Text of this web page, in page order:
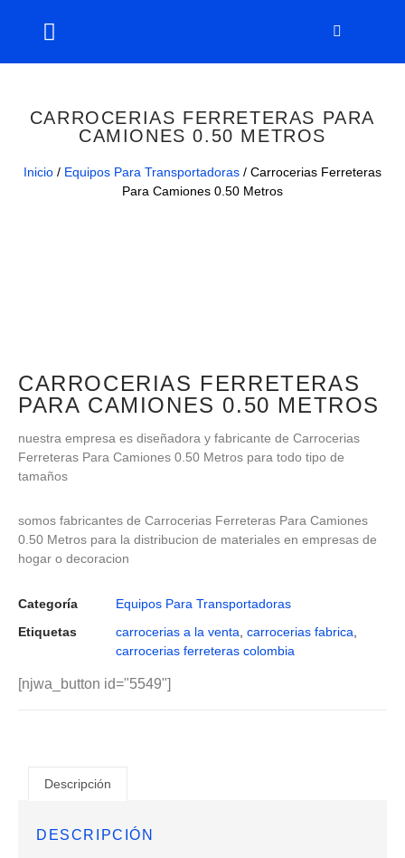
CARROCERIAS FERRETERAS PARA
CAMIONES 0.50 METROS
Inicio / Equipos Para Transportadoras / Carrocerias Ferreteras
Para Camiones 0.50 Metros
CARROCERIAS FERRETERAS
PARA CAMIONES 0.50 METROS
nuestra empresa es diseñadora y fabricante de Carrocerias
Ferreteras Para Camiones 0.50 Metros para todo tipo de
tamaños
somos fabricantes de Carrocerias Ferreteras Para Camiones
0.50 Metros para la distribucion de materiales en empresas de
hogar o decoracion
Categoría
Equipos Para Transportadoras
Etiquetas
carrocerias a la venta carrocerias fabrica
carrocerias ferreteras colombia
[njwa_button id="5549"]
Descripción
DESCRIPCIÓN